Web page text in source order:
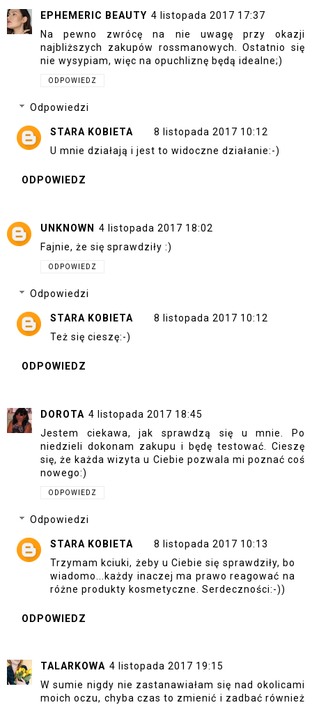
EPHEMERIC BEAUTY 4 listopada 2017 17:37
Na pewno zwrócę na nie uwagę przy okazji
najbliższych zakupów rossmanowych. Ostatnio się
nie wysypiam, więc na opuchliznę będą idealne;)
ODPOWIEDZ
Odpowiedzi
STARA KOBIETA
8 listopada 2017 10:12
U mnie działają i jest to widoczne działanie:-)
ODPOWIEDZ
UNKNOWN
4 listopada 2017 18:02
Fajnie, że się sprawdziły :)
ODPOWIEDZ
Odpowiedzi
STARA KOBIETA
8 listopada 2017 10:12
Też się cieszę:-)
ODPOWIEDZ
DOROTA 4 listopada 2017 18:45
Jestem ciekawa, jak sprawdzą się u mnie. Po
niedzieli dokonam zakupu i będę testować. Cieszę
się, że każda wizyta u Ciebie pozwala mi poznać coś
nowego:)
ODPOWIEDZ
Odpowiedzi
STARA KOBIETA
8 listopada 2017 10:13
Trzymam kciuki, żeby u Ciebie się sprawdziły, bo
wiadomo...każdy inaczej ma prawo reagować na
różne produkty kosmetyczne. Serdeczności:-))
ODPOWIEDZ
TALARKOWA 4 listopada 2017 19:15
W sumie nigdy nie zastanawiałam się nad okolicami
moich oczu, chyba czas to zmienić i zadbać również